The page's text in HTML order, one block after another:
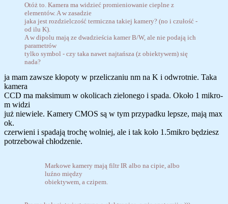
Otóż to. Kamera ma widzieć promieniowanie cieplne z
elementów. A w zasadzie
jaka jest rozdzielczość termiczna takiej kamery? (no i czułość -
od ilu K).
A w dipolu mają ze dwadzieścia kamer B/W, ale nie podają ich
parametrów
tylko symbol - czy taka nawet najtańsza (z obiektywem) się
nada?
ja mam zawsze kłopoty w przeliczaniu nm na K i odwrotnie. Taka
kamera
CCD ma maksimum w okolicach zielonego i spada. Około 1 mikro-
m widzi
już niewiele. Kamery CMOS są w tym przypadku lepsze, mają max
ok.
czerwieni i spadają trochę wolniej, ale i tak koło 1.5mikro będziesz
potrzebował chłodzenie.
Markowe kamery mają filtr IR albo na cipie, albo
luźno między
obiektywem, a czipem.